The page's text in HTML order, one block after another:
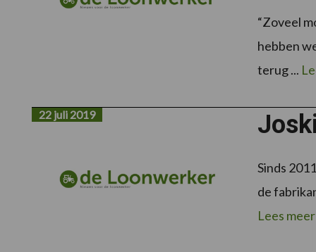
“Zoveel
hebben
terug ...
22 juli 2019
Sinds
de
Lees meer